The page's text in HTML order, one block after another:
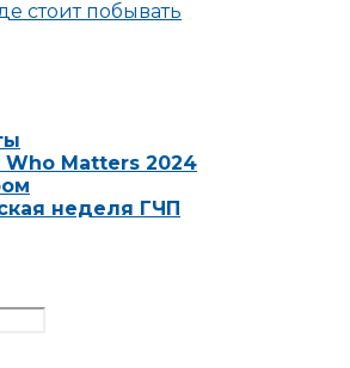
стоит побывать
Who Matters 2024
неделя ГЧП